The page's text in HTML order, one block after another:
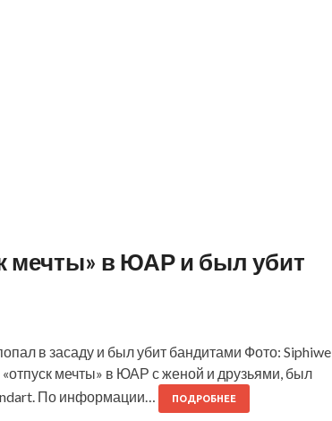
мечты» в ЮАР и был убит
в засаду и был убит бандитами Фото: Siphiwe
мечты» в ЮАР с женой и друзьями, был
По информации…
ПОДРОБНЕЕ